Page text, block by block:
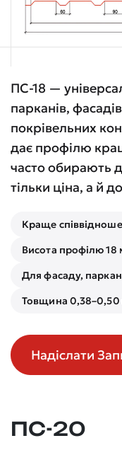
ПС-18 —
парканів,
покрівельних
дає профілю
часто обирають
тільки ціна, а й
Краще
Висота профілю 18
Для фасаду,
Товщина
Надіслати
ПС-20